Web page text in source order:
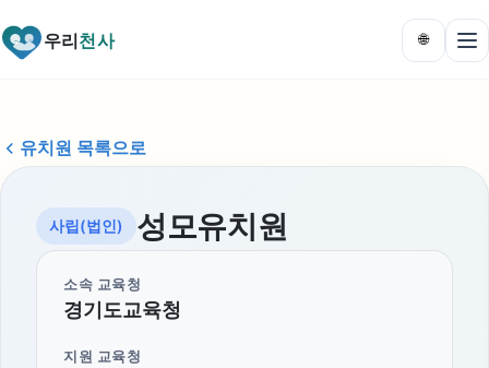
우리천사 🌐
유치원 목록으로
사립(법인) 성모유치원
소속 교육청
경기도교육청
지원 교육청